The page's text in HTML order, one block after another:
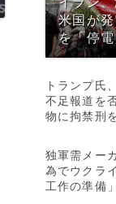
米国が
を「停
トランプ氏
不足報道を
物に拘禁刑
独軍需メー
為でウクラ
工作の準備」